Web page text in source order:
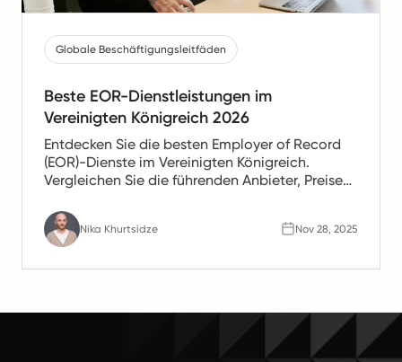
Globale Beschäftigungsleitfäden
Beste EOR-Dienstleistungen im
Vereinigten Königreich 2026
Entdecken Sie die besten Employer of Record
(EOR)-Dienste im Vereinigten Königreich.
Vergleichen Sie die führenden Anbieter, Preise
Königreich einfach einzustellen und vollständig
konform zu bleiben.
Nika Khurtsidze Nov 28, 2025